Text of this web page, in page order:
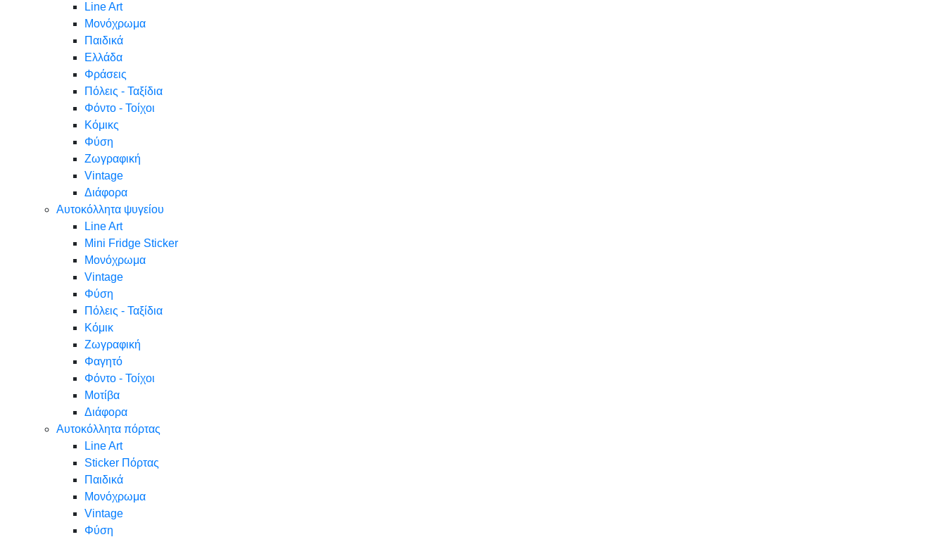
Line Art
Μονόχρωμα
Παιδικά
Ελλάδα
Φράσεις
Πόλεις - Ταξίδια
Φόντο - Τοίχοι
Κόμικς
Φύση
Ζωγραφική
Vintage
Διάφορα
Αυτοκόλλητα ψυγείου
Line Art
Mini Fridge Sticker
Μονόχρωμα
Vintage
Φύση
Πόλεις - Ταξίδια
Κόμικ
Ζωγραφική
Φαγητό
Φόντο - Τοίχοι
Μοτίβα
Διάφορα
Αυτοκόλλητα πόρτας
Line Art
Sticker Πόρτας
Παιδικά
Μονόχρωμα
Vintage
Φύση